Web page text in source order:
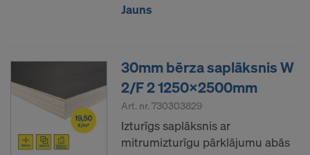
Jauns
30mm bērza saplāksnis W
2/F 2 1250x2500mm
Art. nr. 730303829
Izturīgs saplāksnis ar
mitrumizturīgu pārklājumu abās
Microsoft Corporation
The Trade Desk, Inc.
Vimeo LLC
YouTube LLC
Mums ir nepieciešama jūsu piekrišana, lai turpinātu